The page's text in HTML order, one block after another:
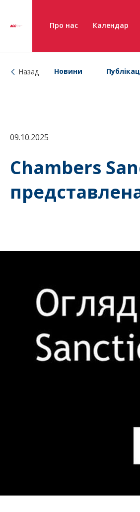
Про нас Календар
Назад Новини
09.10.2025
Chambers